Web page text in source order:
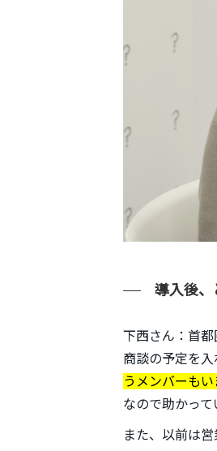
導入後、
下西さん ：首
商談の予定を入
うメンバーもい
なので助かって
また、以前は